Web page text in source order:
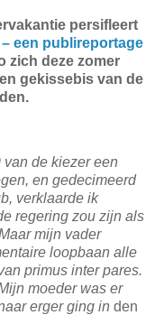
persifleert
een publireportage
zich deze zomer
gekissebis van de
de kiezer een
en gedecimeerd
verklaarde ik
regering zou zijn als
mijn vader
loopbaan alle
primus inter pares.
moeder was er
erger ging in den